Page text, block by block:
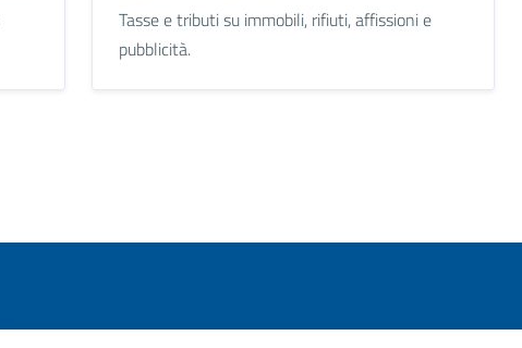
Tasse e tributi su immobili, rifiuti, affissioni e
pubblicità.